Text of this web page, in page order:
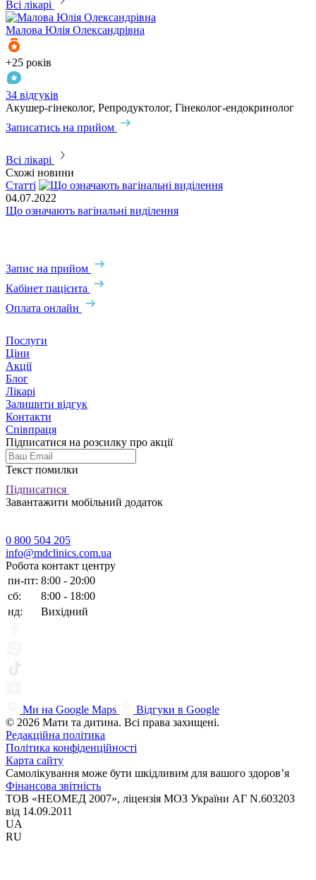
Всі лікарі
Малова Юлія Олександрівна
+25 років
34 відгуків
Акушер-гінеколог, Репродуктолог, Гінеколог-ендокринолог
Записатись на прийом
Всі лікарі
Схожі новини
Статті
04.07.2022
Що означають вагінальні виділення
Запис на прийом
Кабінет пацієнта
Оплата онлайн
Послуги
Ціни
Акції
Блог
Лікарі
Залишити відгук
Контакти
Співпраця
Підписатися на розсилку про акції
Текст помилки
Підписатися
Завантажити мобільний додаток
0 800 504 205
info@mdclinics.com.ua
Робота контакт центру
пн-пт: 8:00 - 20:00
сб:
8:00 - 18:00
нд:
Вихідний
Ми на Google Maps
Відгуки в Google
© 2026 Мати та дитина. Всі права захищені.
Редакційна політика
Політика конфіденційності
Карта сайту
Самолікування може бути шкідливим для вашого здоров’я
Фінансова звітність
ТОВ «НЕОМЕД 2007», ліцензія МОЗ України АГ N.603203
від 14.09.2011
UA
RU